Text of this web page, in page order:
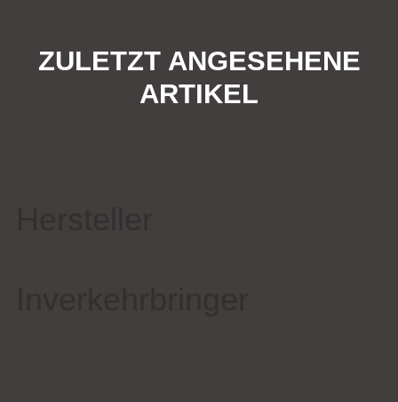
ZULETZT ANGESEHENE
ARTIKEL